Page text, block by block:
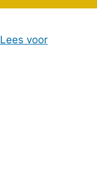
Lees voor